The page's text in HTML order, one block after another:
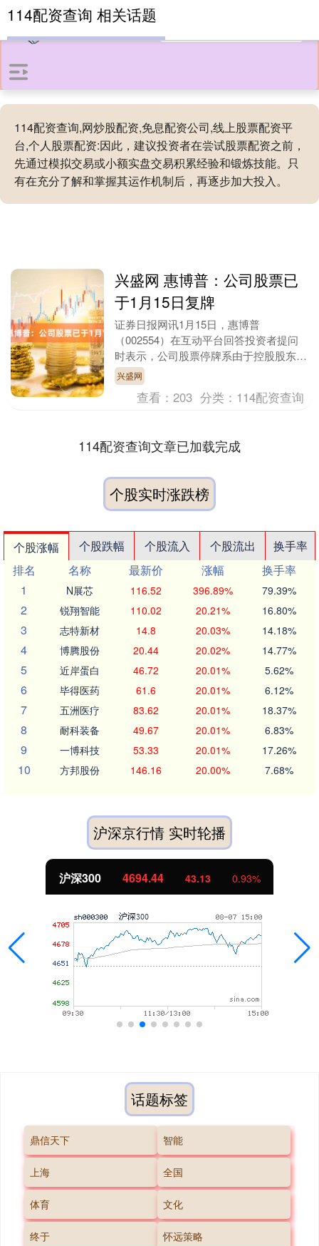
114配资查询,网炒股配资,免息配资公司,线上股票配资平
台,个人股票配资:因此，建议投资者在尝试股票配资之前，
先通过模拟交易或小额实盘交易积累经验和锻炼技能。只
有在充分了解和掌握其运作机制后，再逐步加大投入。
114配资查询 相关话题
兴盛网 惠博普：公司股票已
于1月15日复牌
证券日报网讯1月15日，惠博普
（002554）在互动平台回答投资者提问
时表示，公司股票停牌系由于控股股东筹
划控制权变更，经向深交所申请，目前公
司股票已于1月15....
兴盛网
查看：203 分类： 114配资查询
114配资查询文章已加载完成
个股实时涨跌榜
个股涨幅 个股跌幅 个股流入 个股流出
换手率
排名
名称 最新价 涨幅
换手率
1
N展芯 116.52 396.89% 79.39%
2 锐翔智能 110.02 20.21% 16.80%
3 志特新材 14.8 20.03% 14.18%
4 博腾股份 20.44 20.02% 14.77%
5 近岸蛋白 46.72 20.01% 5.62%
6 毕得医药 61.6 20.01% 6.12%
7 五洲医疗 83.62 20.01% 18.37%
8 耐科装备 49.67 20.01% 6.83%
9 一博科技 53.33 20.01% 17.26%
10 方邦股份 146.16 20.00% 7.68%
沪深京行情 实时轮播
沪深300 4694.44 43.13 0.93%
话题标签
鼎信天下 智能
上海 全国
体育 文化
终于 怀远策略